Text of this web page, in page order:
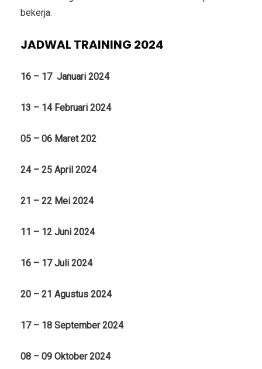
bekerja.
JADWAL TRAINING 2024
16 – 17 Januari 2024
13 – 14 Februari 2024
05 – 06 Maret 202
24 – 25 April 2024
21 – 22 Mei 2024
11 – 12 Juni 2024
16 – 17 Juli 2024
20 – 21 Agustus 2024
17 – 18 September 2024
08 – 09 Oktober 2024